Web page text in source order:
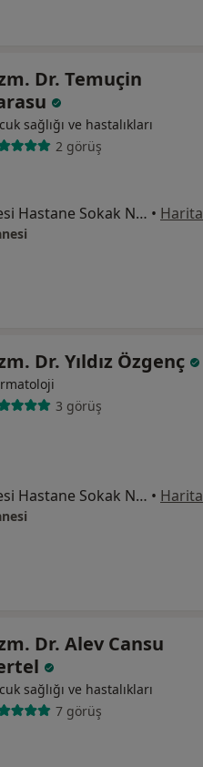
Dr. Temuçin
sağlığı ve hastalıkları
2 görüş
Altınyaprak Mahallesi Hastane Sokak No: 27, Bafra • Harita
Dr. Yıldız Özgenç
3 görüş
Altınyaprak Mahallesi Hastane Sokak No: 27, Bafra • Harita
Dr. Alev Cansu
sağlığı ve hastalıkları
7 görüş